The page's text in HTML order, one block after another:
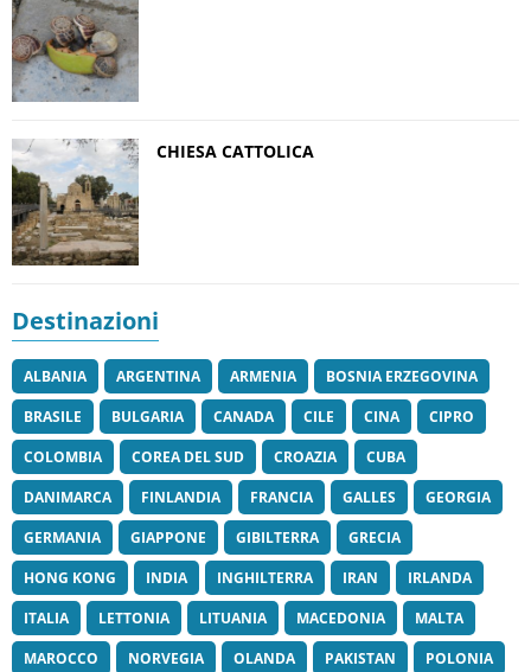
CHIESA CATTOLICA
Destinazioni
ALBANIA ARGENTINA ARMENIA
BOSNIA ERZEGOVINA
BRASILE
BULGARIA CANADA CILE CINA
CIPRO
COLOMBIA
COREA DEL SUD CROAZIA
CUBA
DANIMARCA
FINLANDIA FRANCIA GALLES
GEORGIA
GERMANIA
GIAPPONE GIBILTERRA
GRECIA
HONG KONG
INDIA INGHILTERRA IRAN
IRLANDA
ITALIA
LETTONIA LITUANIA MACEDONIA
MALTA
MAROCCO
NORVEGIA OLANDA PAKISTAN
POLONIA